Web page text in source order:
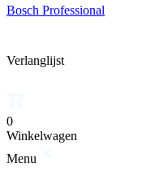
Bosch Professional
Verlanglijst
0
Winkelwagen
Menu